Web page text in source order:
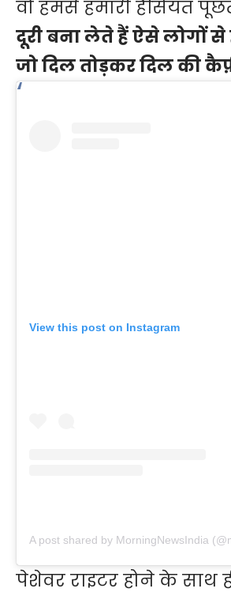
वो हमसे हमारी हैसियत
दूरी बना लेते हैं ऐसे लोगों
जो दिल तोड़कर दिल की
View this post on Instagram
पेशेवर राइटर होने के साथ